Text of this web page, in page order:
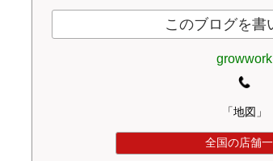
このブログを書
growwork
「地図」
全国の店舗